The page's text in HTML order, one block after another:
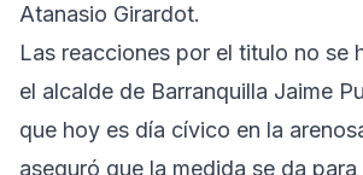
Atanasio Girardot.
Las reacciones por el titulo no se
el alcalde de Barranquilla Jaime
que hoy es día cívico en la
aseguró que la medida se da